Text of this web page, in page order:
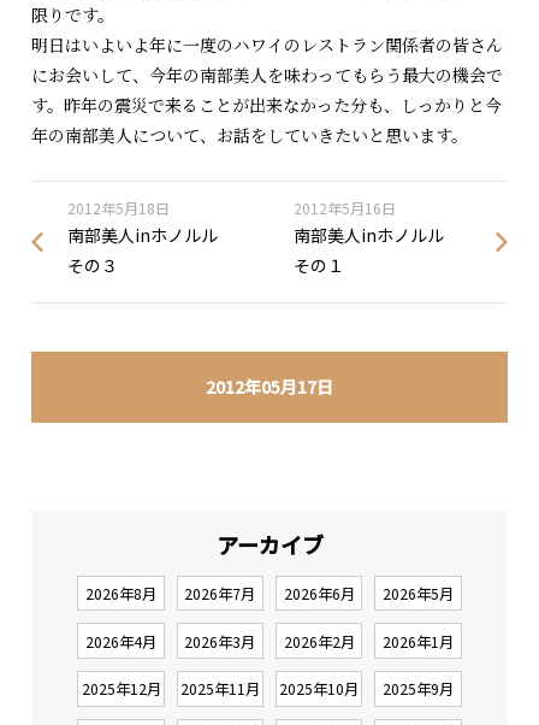
2012年05月17日
限りです。
明日はいよいよ年に一度のハワイのレストラン関係者の皆さん
にお会いして、今年の南部美人を味わってもらう最大の機会で
す。昨年の震災で来ることが出来なかった分も、しっかりと今
年の南部美人について、お話をしていきたいと思います。
2012年5月18日
南部美人inホノルル
その３
2012年5月16日
南部美人inホノルル
その１
アーカイブ
2026年8月 2026年7月 2026年6月 2026年5月
2026年4月 2026年3月 2026年2月 2026年1月
2025年12月 2025年11月 2025年10月 2025年9月